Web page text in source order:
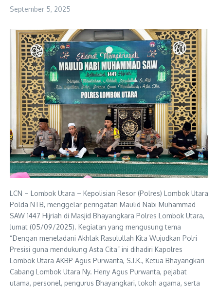
September 5, 2025
LCN – Lombok Utara – Kepolisian Resor (Polres) Lombok Utara
Polda NTB, menggelar peringatan Maulid Nabi Muhammad
SAW 1447 Hijriah di Masjid Bhayangkara Polres Lombok Utara,
Jumat (05/09/2025). Kegiatan yang mengusung tema
“Dengan meneladani Akhlak Rasulullah Kita Wujudkan Polri
Presisi guna mendukung Asta Cita” ini dihadiri Kapolres
Lombok Utara AKBP Agus Purwanta, S.I.K., Ketua Bhayangkari
Cabang Lombok Utara Ny. Heny Agus Purwanta, pejabat
utama, personel, pengurus Bhayangkari, tokoh agama, serta